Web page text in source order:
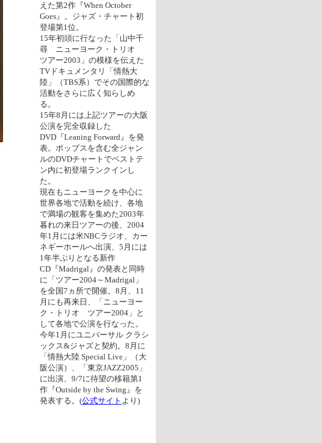
えた第2作『When October
Goes』。ジャズ・チャート初
登場第1位。
15年初頭に行なった「山中千
尋 ニューヨーク・トリオ
ツアー2003」の模様を伝えた
TVドキュメンタリ「情熱大
陸」（TBS系）でその国際的な
活動をさらに広く知らしめ
る。
15年8月には上記ツアーの大阪
公演を完全収録した
DVD『Leaning Forward』を発
表。ポップスを含む全ジャン
ルのDVDチャートでベストテ
ン内に初登場ランクインし
た。
現在もニューヨークを中心に
世界各地で活動を続け、各地
で満場の観客を集めた2003年
暮れの来日ツアーの後、2004
年1月には米NBCラジオ、カー
ネギーホールへ出演、5月には
1年半ぶりとなる新作
CD『Madrigal』の発表と同時
に「ツアー2004～Madrigal」
を全国7ヵ所で開催。8月、11
月にも再来日、「ニューヨー
ク・トリオ ツアー2004」と
して各地で公演を行なった。
今年1月にユニバーサル クラシ
ックス&ジャズと契約。8月に
「情熱大陸 Special Live」（大
阪公演）、「東京JAZZ2005」
に出演、9/7に待望の移籍第1
作『Outside by the Swing』を
発表する。(公式サイト より)